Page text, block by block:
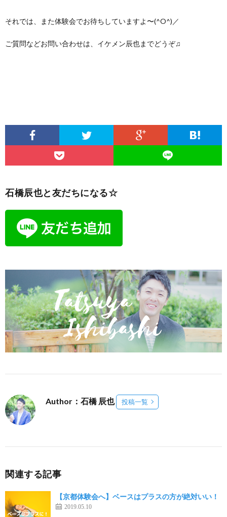
それでは、また体験会でお待ちしていますよ〜(^O^)／
ご質問などお問い合わせは、イケメン辰也までどうぞ♫
石橋辰也と友だちになる☆
Author：石橋 辰也 投稿一覧
関連する記事
【京都体験会へ】ベースはプラスの方が絶対いい！
2019.05.10